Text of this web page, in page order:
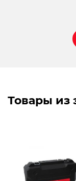
Товары из